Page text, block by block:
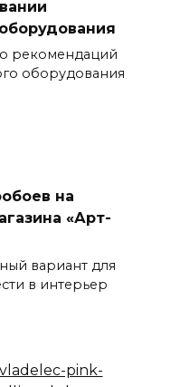
рекомендаций
оборудования
на
«Арт-
вариант для
в интерьер